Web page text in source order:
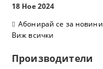
18 Ное 2024
Абонирай се за новини
Виж всички
Производители